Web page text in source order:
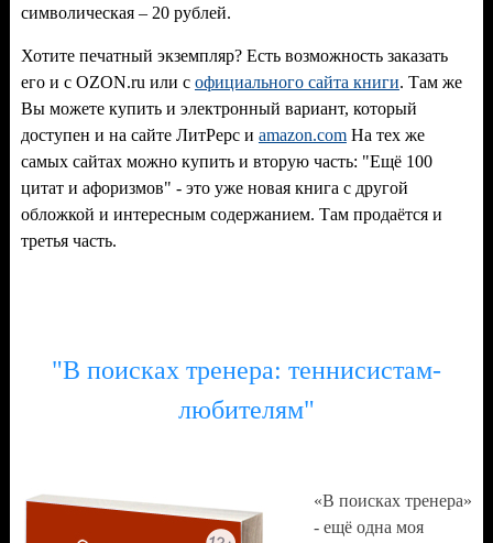
символическая – 20 рублей.
Хотите печатный экземпляр? Есть возможность заказать
его и с OZON.ru или с официального сайта книги. Там же
Вы можете купить и электронный вариант, который
доступен и на сайте ЛитРерс и amazon.comНа тех же
самых сайтах можно купить и вторую часть: "Ещё 100
цитат и афоризмов" - это уже новая книга с другой
обложкой и интересным содержанием. Там продаётся и
третья часть.
"В поисках тренера: теннисистам-
любителям"
«В поисках тренера»
- ещё одна моя